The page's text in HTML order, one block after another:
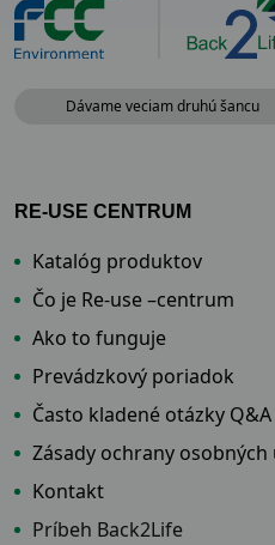
Dávame veciam druhú šancu
RE-USE CENTRUM
Katalóg produktov
Čo je Re-use –centrum
Ako to funguje
Prevádzkový poriadok
Často kladené otázky Q&A
Zásady ochrany osobných
Kontakt
Príbeh Back2Life